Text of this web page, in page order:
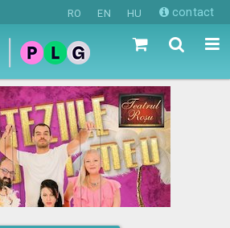
RO EN HU contact